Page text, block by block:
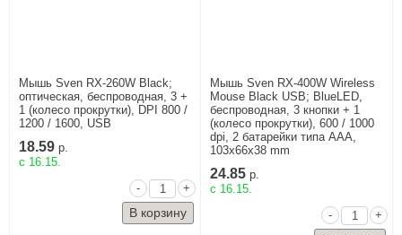
Мышь Sven RX-260W Black;
оптическая, беспроводная, 3 +
1 (колесо прокрутки), DPI 800 /
1200 / 1600, USB
18.59 р.
c 16.15.
-
+
Мышь Sven RX-400W Wireless
Mouse Black USB; BlueLED,
беспроводная, 3 кнопки + 1
(колесо прокрутки), 600 / 1000
dpi, 2 батарейки типа AAА,
103x66x38 mm
24.85 р.
c 16.15.
-
+